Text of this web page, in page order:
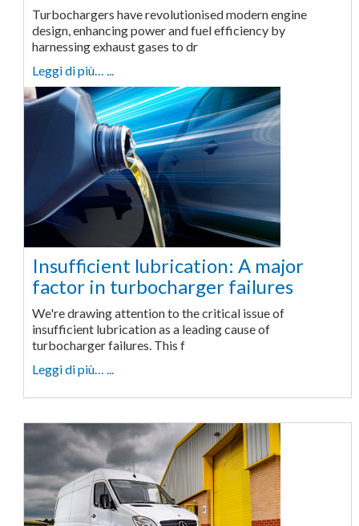
Turbochargers have revolutionised modern engine
design, enhancing power and fuel efficiency by
harnessing exhaust gases to dr
Leggi di più… ...
Insufficient lubrication: A major
factor in turbocharger failures
We're drawing attention to the critical issue of
insufficient lubrication as a leading cause of
turbocharger failures. This f
Leggi di più… ...